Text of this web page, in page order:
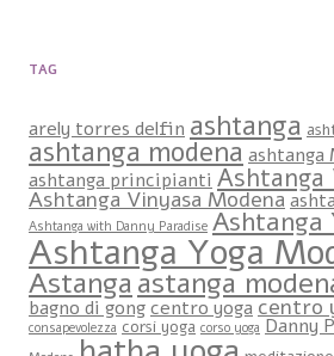
TAG
arely torres delfin ashtanga
ashtanga modenaashtanga
ashtanga principianti Ashtanga
Ashtanga Vinyasa Modena
Ashtanga with Danny Paradise Ashtanga
Ashtanga Yoga
Astangaastanga
bagno di gongcentro yogacentro
consapevolezza corsi yoga corso yoga Danny